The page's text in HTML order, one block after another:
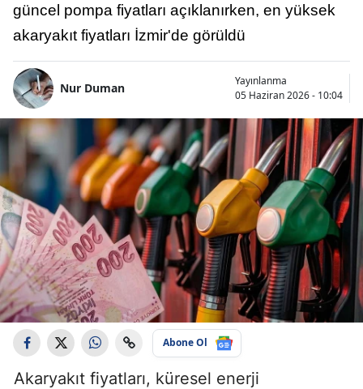
güncel pompa fiyatları açıklanırken, en yüksek
akaryakıt fiyatları İzmir'de görüldü
Nur Duman
Yayınlanma
05 Haziran 2026 - 10:04
Abone Ol
Akaryakıt fiyatları, küresel enerji